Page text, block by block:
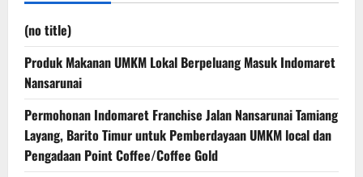
(no title)
Produk Makanan UMKM Lokal Berpeluang Masuk Indomaret
Nansarunai
Permohonan Indomaret Franchise Jalan Nansarunai Tamiang
Layang, Barito Timur untuk Pemberdayaan UMKM local dan
Pengadaan Point Coffee/Coffee Gold